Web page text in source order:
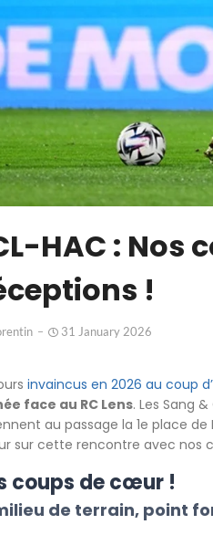
HAC :
!
31 January 2026
invaincus en 2026 au coup
face au RC Lens. Les Sang
au passage la 1e place de
sur cette rencontre avec nos
coups de cœur !
de terrain, point